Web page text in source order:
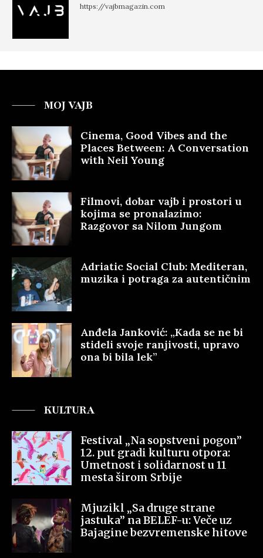
https://vajbmagazin.com
MOJ VAJB
Cinema, Good Vibes and the
Places Between: A Conversation
with Neil Young
Filmovi, dobar vajb i prostori u
kojima se pronalazimo:
Razgovor sa Nilom Jungom
Adriatic Social Club: Mediteran,
muzika i potraga za autentičnim
Anđela Janković: „Kada se ne bi
stideli svoje ranjivosti, upravo
ona bi bila lek”
KULTURA
Festival „Na sopstveni pogon”
12. put gradi kulturu otpora:
Umetnost i solidarnost u 11
mesta širom Srbije
Mjuzikl „Sa druge strane
jastuka” na BELEF-u: Veče uz
Bajagine bezvremenske hitove